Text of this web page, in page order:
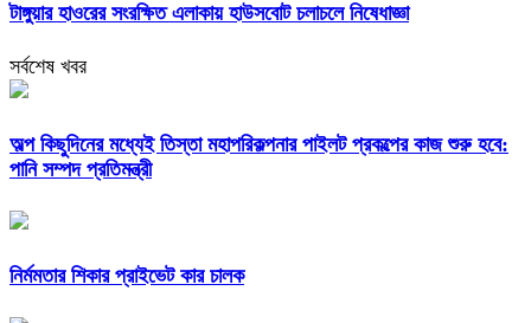
টাঙ্গুয়ার হাওরের সংরক্ষিত এলাকায় হাউসবোট চলাচলে নিষেধাজ্ঞা
সর্বশেষ খবর
অল্প কিছুদিনের মধ্যেই তিস্তা মহাপরিকল্পনার পাইলট প্রকল্পের কাজ শুরু হবে:
পানি সম্পদ প্রতিমন্ত্রী
নির্মমতার শিকার প্রাইভেট কার চালক